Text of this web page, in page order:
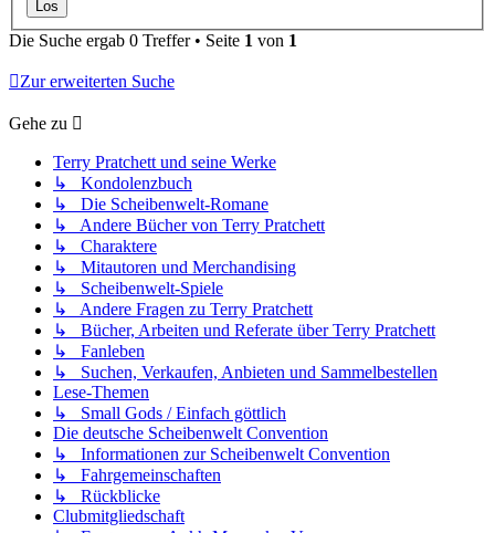
Die Suche ergab 0 Treffer • Seite 1 von 1
Zur erweiterten Suche
Gehe zu
Terry Pratchett und seine Werke
↳ Kondolenzbuch
↳ Die Scheibenwelt-Romane
↳ Andere Bücher von Terry Pratchett
↳ Charaktere
↳ Mitautoren und Merchandising
↳ Scheibenwelt-Spiele
↳ Andere Fragen zu Terry Pratchett
↳ Bücher, Arbeiten und Referate über Terry Pratchett
↳ Fanleben
↳ Suchen, Verkaufen, Anbieten und Sammelbestellen
Lese-Themen
↳ Small Gods / Einfach göttlich
Die deutsche Scheibenwelt Convention
↳ Informationen zur Scheibenwelt Convention
↳ Fahrgemeinschaften
↳ Rückblicke
Clubmitgliedschaft